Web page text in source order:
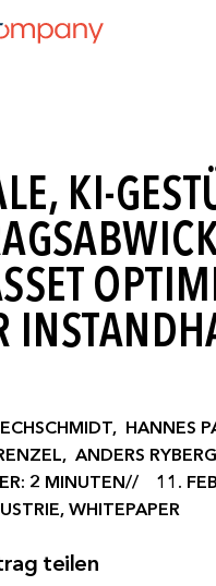
KI-
HANNES
ANDERS RYBERG
2 MINUTEN
11.
WHITEPAPER
teilen